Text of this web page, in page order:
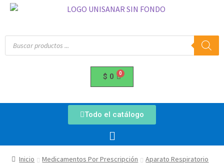
$ 0
Todo el catálogo
Inicio Medicamentos Por Prescripción
Aparato Respiratorio